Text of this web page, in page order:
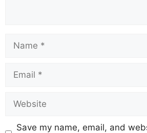
Save my name, email, and